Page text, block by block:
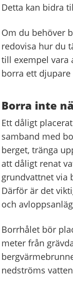
Detta kan bidra
Om du behöver
redovisa hur du
till exempel vara
borra ett djupare
Borra inte
Ett dåligt
samband med
berget, tränga
att dåligt renat
grundvattnet via
Därför är det
och
Borrhålet bör
meter från
nedströms